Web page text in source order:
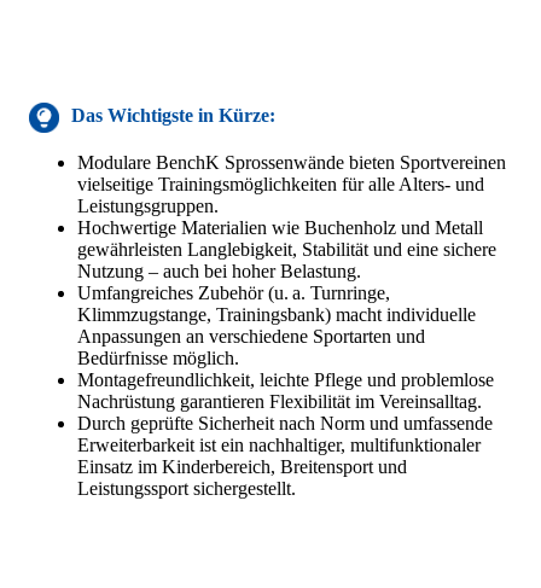
Das Wichtigste in Kürze:
Modulare BenchK Sprossenwände bieten Sportvereinen
vielseitige Trainingsmöglichkeiten für alle Alters- und
Leistungsgruppen.
Hochwertige Materialien wie Buchenholz und Metall
gewährleisten Langlebigkeit, Stabilität und eine sichere
Nutzung – auch bei hoher Belastung.
Umfangreiches Zubehör (u. a. Turnringe,
Klimmzugstange, Trainingsbank) macht individuelle
Anpassungen an verschiedene Sportarten und
Bedürfnisse möglich.
Montagefreundlichkeit, leichte Pflege und problemlose
Nachrüstung garantieren Flexibilität im Vereinsalltag.
Durch geprüfte Sicherheit nach Norm und umfassende
Erweiterbarkeit ist ein nachhaltiger, multifunktionaler
Einsatz im Kinderbereich, Breitensport und
Leistungssport sichergestellt.